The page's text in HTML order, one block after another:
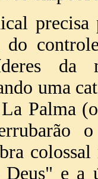
precisa
do
da
uma
Palma
e a